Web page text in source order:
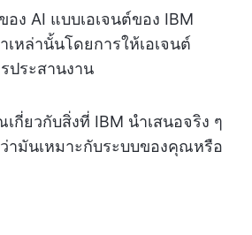
ง AI แบบเอเจนต์ของ IBM
หล่านั้นโดยการให้เอเจนต์
ประสานงาน
กี่ยวกับสิ่งที่ IBM นำเสนอจริง ๆ
ามันเหมาะกับระบบของคุณหรือ